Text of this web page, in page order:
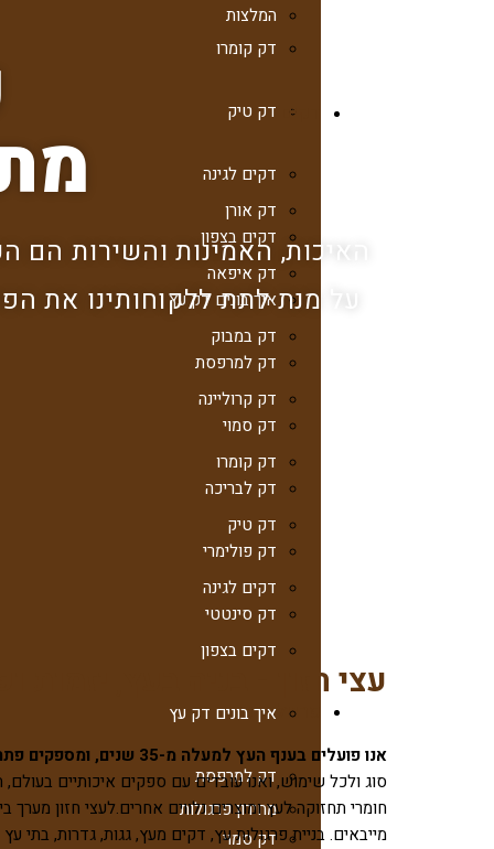
דק קומרו
דק טיק
דקים לגינה
דקים בצפון
איך בונים דק עץ
דק למרפסת
דק סמוי
דק לבריכה
דק פולימרי
דק סינטטי
פרגולות עץ
מחירון פרגולות
המלצות
דקים
דק אורן
דק איפאה
דק במבוק
דק קרוליינה
דק קומרו
דק טיק
דקים לגינה
דקים בצפון
איך בונים דק עץ
דק למרפסת
דק סמוי
האיכות, האמינות והשירות
על מנת לתת ללקוחותינו את
עצי חזון - בניה בעץ, יזמות
אנו פועלים בענף העץ למעלה מ-35 שנים, ומספקים פתרונות מקיפים בתחום העץ לקבלנים, נגרים וללקוחות פרטיים.
חומרי תחזוקה לעץ ומוצרים נלווים אחרים.לעצי חזון מערך